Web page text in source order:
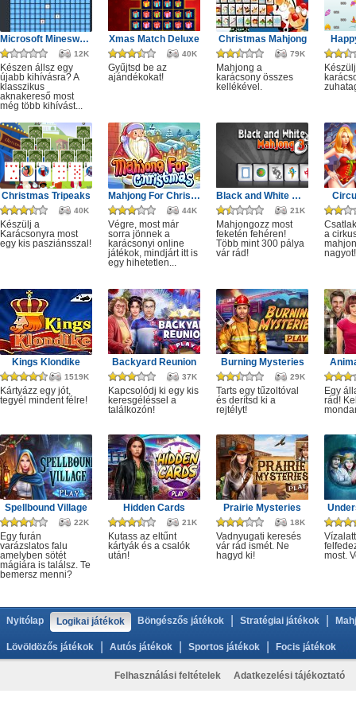
Microsoft Minesweeper
12K
Készen állsz egy
újabb kihívásra? A
klasszikus
aknakereső most
még több kihívást...
Xmas Match Deluxe
40K
Gyűjtsd be az
ajándékokat!
Christmas Mahjong
79K
Mahjong a
karácsony összes
kellékével.
Christmas Tripeaks
40K
Készülj a
Karácsonyra most
egy kis pasziánsszal!
Mahjong For Christmas
44K
Végre, most már
sorra jönnek a
karácsonyi online
játékok, mindjárt itt is
egy hihetetlen...
Black and White Mahjong 3
21K
Mahjongozz most
feketén fehéren!
Több mint 300 pálya
vár rád!
a
nagyot!
Kings Klondike
1519K
Kártyázz egy jót,
tegyél mindent félre!
Backyard Reunion
37K
Kapcsolódj ki egy kis
keresgéléssel a
találkozón!
Burning Mysteries
29K
Tarts egy tűzoltóval
és derítsd ki a
rejtélyt!
Egy
rád!
Spellbound Village
22K
Egy furán
varázslatos falu
amelyben sötét
mágiára is találsz. Te
bemersz menni?
Hidden Cards
21K
Kutass az eltűnt
kártyák és a csalók
után!
Prairie Mysteries
18K
Vadnyugati keresés
vár rád ismét. Ne
hagyd ki!
most.
Nyitólap Logikai játékok Böngészős játékok Stratégiai játékok
Lövöldözős játékok Autós játékok Sportos játékok Focis játékok
Felhasználási feltételek Adatkezelési tájékoztató